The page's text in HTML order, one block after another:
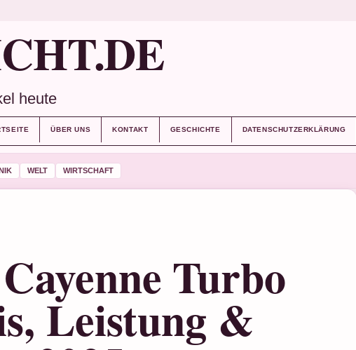
heute
ÜBER UNS KONTAKT GESCHICHTE DATENSCHUTZERKLÄRUNG
WELT WIRTSCHAFT
Turbo
Leistung &